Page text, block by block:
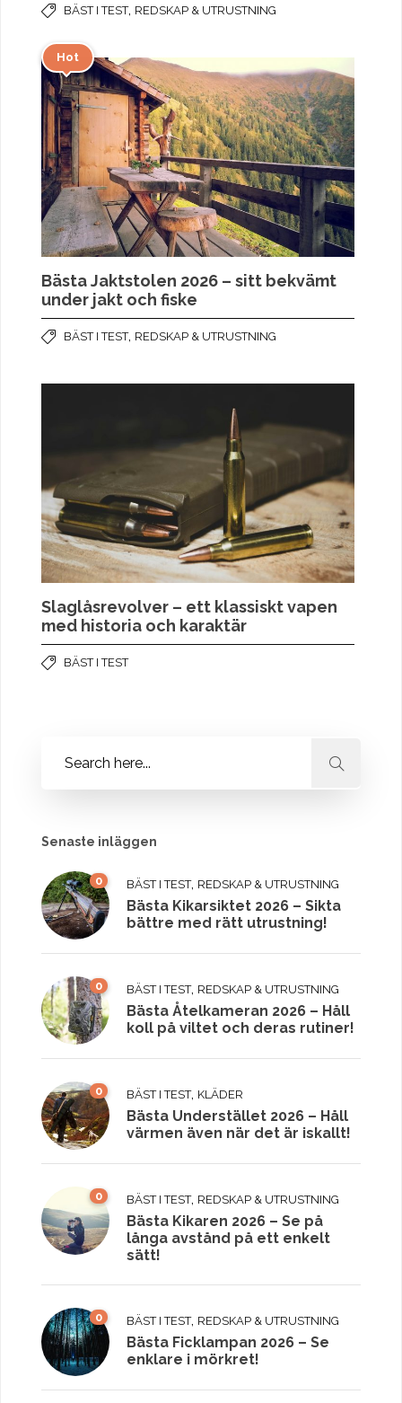
BÄST I TEST, REDSKAP & UTRUSTNING
Hot
Bästa Jaktstolen 2026 – sitt bekvämt
under jakt och fiske
BÄST I TEST, REDSKAP & UTRUSTNING
Slaglåsrevolver – ett klassiskt vapen
med historia och karaktär
BÄST I TEST
Senaste inläggen
0 BÄST I TEST, REDSKAP & UTRUSTNING
Bästa Kikarsiktet 2026 – Sikta
bättre med rätt utrustning!
0 BÄST I TEST, REDSKAP & UTRUSTNING
Bästa Åtelkameran 2026 – Håll
koll på viltet och deras rutiner!
0 BÄST I TEST, KLÄDER
Bästa Understället 2026 – Håll
värmen även när det är iskallt!
0 BÄST I TEST, REDSKAP & UTRUSTNING
Bästa Kikaren 2026 – Se på
långa avstånd på ett enkelt
sätt!
0 BÄST I TEST, REDSKAP & UTRUSTNING
Bästa Ficklampan 2026 – Se
enklare i mörkret!